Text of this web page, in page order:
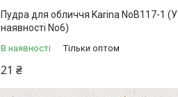
Пудра для обличчя Karina NoB117-1 (У
наявності No6)
В наявності Тільки оптом
21 ₴